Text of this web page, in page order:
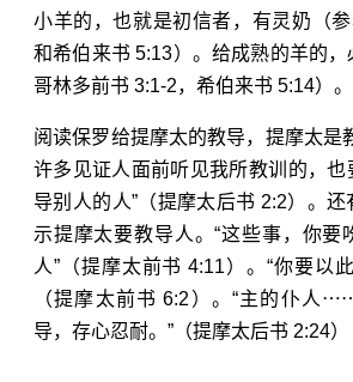
小羊的，也就是初信者，有灵奶（
和希伯来书 5:13）。给成熟的羊的
哥林多前书 3:1-2， 希伯来书 5:14）。
阅读保罗给提摩太的教导，提摩太是
许多见证人面前听见我所教训的，也
导别人的人”（提摩太后书 2:2）。还
示提摩太要教导人。“这些事，你要
人”（提摩太前书 4:11）。“你要以
（提摩太前书 6:2 ）。“主的仆人
导，存心忍耐。”（提摩太后书 2:24）